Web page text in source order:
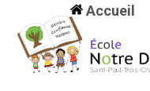
Accueil